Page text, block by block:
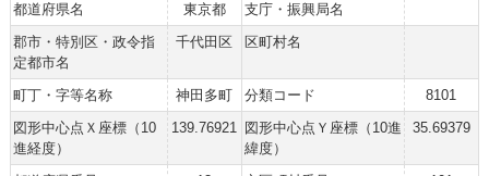
都道府県名 東京都
支庁・振興局名
郡市・特別区・政令指
定都市名
千代田区 区町村名
町丁・字等名称 神田多町 分類コード
8101
図形中心点Ｘ座標（10
進経度）
139.76921 図形中心点Ｙ座標（10進
緯度）
35.69379